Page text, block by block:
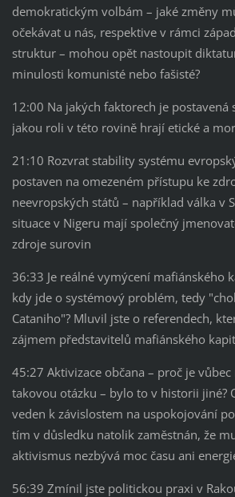
demokratickým volbám – jaké změny
očekávat u nás, respektive v rámci
struktur – mohou opět nastoupit
minulosti komunisté nebo fašisté?
12:00 Na jakých faktorech je postavená
jakou roli v této rovině hrají etické a
21:10 Rozvrat stability systému
postaven na omezeném přístupu ke
neevropských států – například válka v
situace v Nigeru mají společný
zdroje surovin
36:33 Je reálné vymýcení mafiánského
kdy jde o systémový problém, tedy
Cataniho"? Mluvil jste o referendech,
zájmem představitelů mafiánského
45:27 Aktivizace občana – proč je
takovou otázku – bylo to v historii jiné?
veden k závislostem na uspokojování
tím v důsledku natolik zaměstnán, že
aktivismus nezbývá moc času ani
56:39 Zmínil jste politickou praxi v